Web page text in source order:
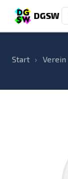
DGSW
Start › Verein